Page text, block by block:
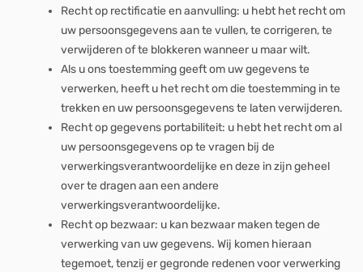
Recht op rectificatie en aanvulling: u hebt het recht om
uw persoonsgegevens aan te vullen, te corrigeren, te
verwijderen of te blokkeren wanneer u maar wilt.
Als u ons toestemming geeft om uw gegevens te
verwerken, heeft u het recht om die toestemming in te
trekken en uw persoonsgegevens te laten verwijderen.
Recht op gegevens portabiliteit: u hebt het recht om al
uw persoonsgegevens op te vragen bij de
verwerkingsverantwoordelijke en deze in zijn geheel
over te dragen aan een andere
verwerkingsverantwoordelijke.
Recht op bezwaar: u kan bezwaar maken tegen de
verwerking van uw gegevens. Wij komen hieraan
tegemoet, tenzij er gegronde redenen voor verwerking